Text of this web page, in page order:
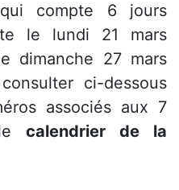
compte 6 jours
le lundi 21 mars
dimanche 27 mars
ci-dessous
associés aux 7
calendrier de la